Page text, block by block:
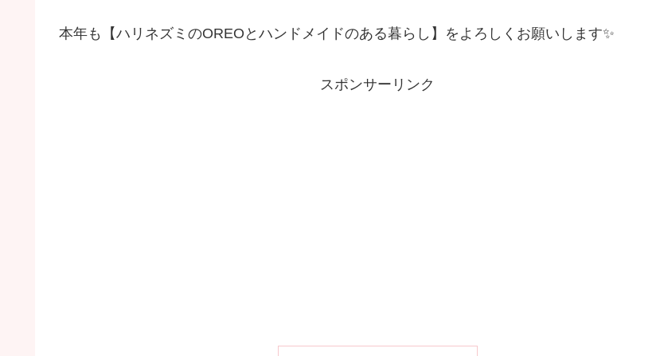
本年も【ハリネズミのOREOとハンドメイドのある暮らし】をよろしくお願いします✨
スポンサーリンク